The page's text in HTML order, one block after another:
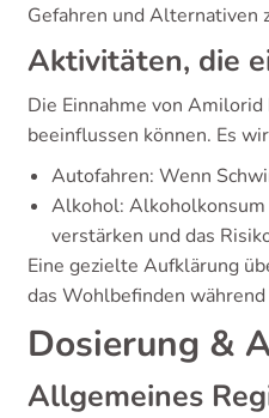
Gefahren und Alternativen
Aktivitäten, die
Die Einnahme von
beeinflussen können. Es
Autofahren: Wenn
Alkohol:
verstärken und das
Eine gezielte Aufklärung
das Wohlbefinden
Dosierung &
Allgemeines